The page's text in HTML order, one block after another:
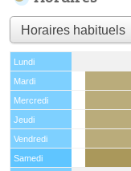
Lundi
Mardi
Mercredi
Jeudi
Vendredi
Samedi